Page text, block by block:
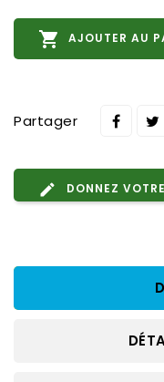
 AJOUTER AU
Partager
DONNEZ